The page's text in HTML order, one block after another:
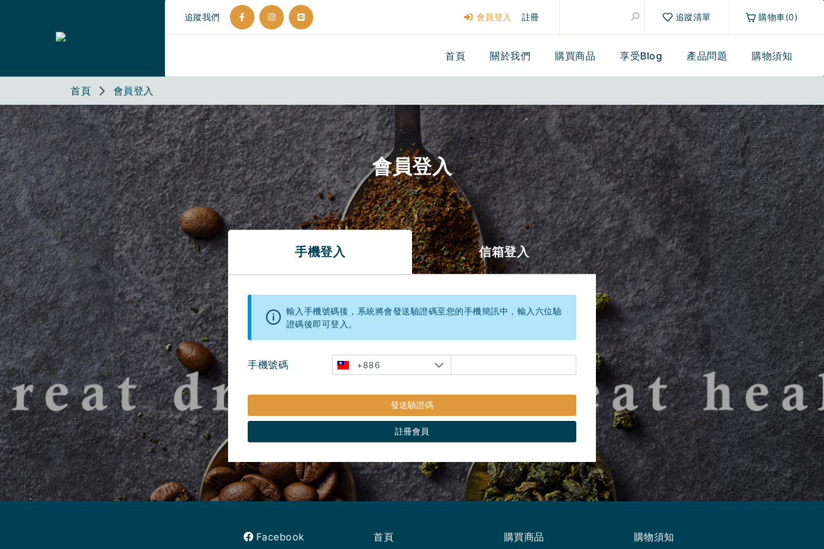
首頁 關於我們 購買商品 享受Blog 產品問題 購物須知
追蹤我們 會員登入 註冊 追蹤清單 購物車(0)
首頁 會員登入
會員登入
手機登入 信箱登入
輸入手機號碼後，系統將會發送驗證碼至您的手機簡訊中，輸入六位驗
證碼後即可登入。
手機號碼 +886
發送驗證碼
註冊會員
Facebook 首頁 購買商品 購物須知